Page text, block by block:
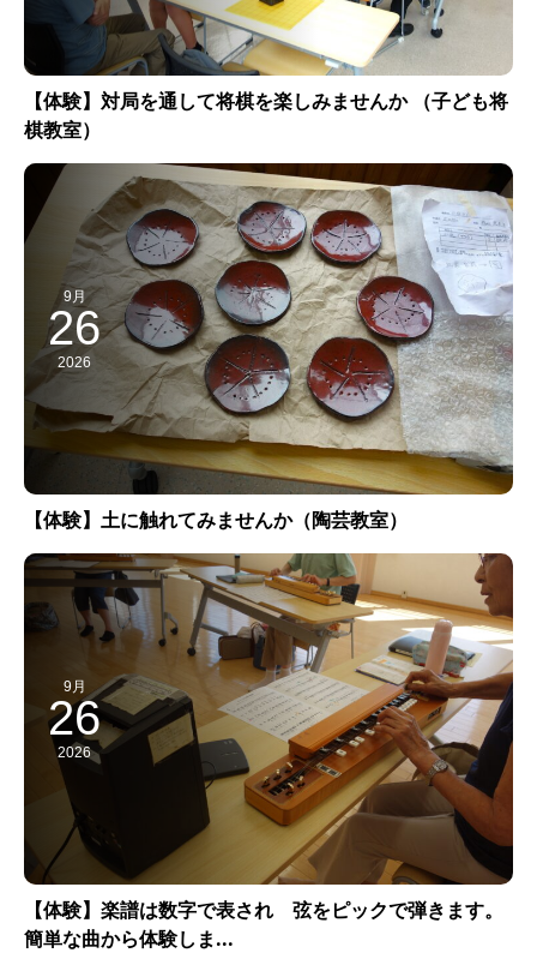
【体験】対局を通して将棋を楽しみませんか （子ども将
棋教室）
9月
26
2026
【体験】土に触れてみませんか（陶芸教室）
9月
26
2026
【体験】楽譜は数字で表され 弦をピックで弾きます。
簡単な曲から体験しま...